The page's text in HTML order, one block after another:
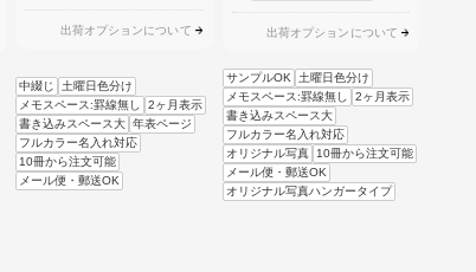
出荷オプションについて
中綴じ
土曜日色分け
メモスペース:罫線無し
2ヶ月表示
書き込みスペース大 年表ページ
フルカラー名入れ対応
10冊から注文可能
メール便・郵送OK
出荷オプションについて
サンプルOK 土曜日色分け
メモスペース:罫線無し
2ヶ月表示
書き込みスペース大
フルカラー名入れ対応
オリジナル写真 10冊から注文可能
メール便・郵送OK
オリジナル写真ハンガータイプ